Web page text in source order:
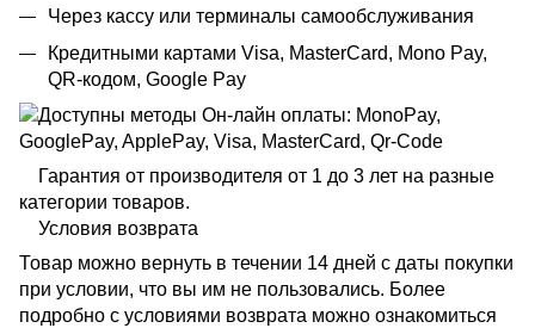
Через кассу или терминалы самообслуживания
Кредитными картами Visa, MasterCard, Mono Pay,
QR-кодом, Google Pay
Гарантия от производителя от 1 до 3 лет на разные
категории товаров.
Условия возврата
Товар можно вернуть в течении 14 дней с даты покупки
при условии, что вы им не пользовались. Более
подробно с условиями возврата можно ознакомиться